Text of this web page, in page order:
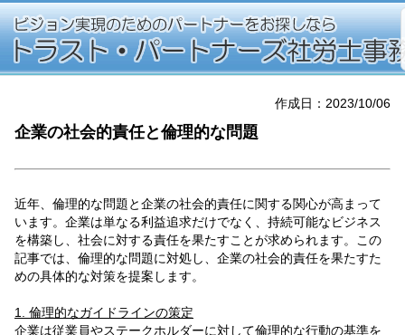
作成日：2023/10/06
企業の社会的責任と倫理的な問題
近年、倫理的な問題と企業の社会的責任に関する関心が高まって
います。企業は単なる利益追求だけでなく、持続可能なビジネス
を構築し、社会に対する責任を果たすことが求められます。この
記事では、倫理的な問題に対処し、企業の社会的責任を果たすた
めの具体的な対策を提案します。
1. 倫理的なガイドラインの策定
企業は従業員やステークホルダーに対して倫理的な行動の基準を